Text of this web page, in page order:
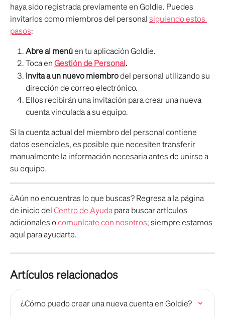
haya sido registrada previamente en Goldie. Puedes
invitarlos como miembros del personal siguiendo estos
pasos:
Abre al menú en tu aplicación Goldie.
Toca en Gestión de Personal.
Invita a un nuevo miembro del personal utilizando su
dirección de correo electrónico.
Ellos recibirán una invitación para crear una nueva
cuenta vinculada a su equipo.
Si la cuenta actual del miembro del personal contiene
datos esenciales, es posible que necesiten transferir
manualmente la información necesaria antes de unirse a
su equipo.
¿Aún no encuentras lo que buscas? Regresa a la página
de inicio del Centro de Ayuda para buscar artículos
adicionales o comunícate con nosotros; siempre estamos
aquí para ayudarte.
Artículos relacionados
¿Cómo puedo crear una nueva cuenta en Goldie?